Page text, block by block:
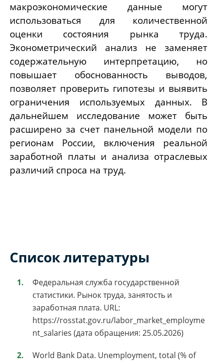
макроэкономические данные могут
использоваться для количественной
оценки состояния рынка труда.
Эконометрический анализ не заменяет
содержательную интерпретацию, но
повышает обоснованность выводов,
позволяет проверить гипотезы и выявить
ограничения используемых данных. В
дальнейшем исследование может быть
расширено за счет панельной модели по
регионам России, включения реальной
заработной платы и анализа отраслевых
различий спроса на труд.
Список литературы
Федеральная служба государственной
статистики. Рынок труда, занятость и
заработная плата. URL:
https://rosstat.gov.ru/labor_market_employme
nt_salaries (дата обращения: 25.05.2026)
World Bank Data. Unemployment, total (% of